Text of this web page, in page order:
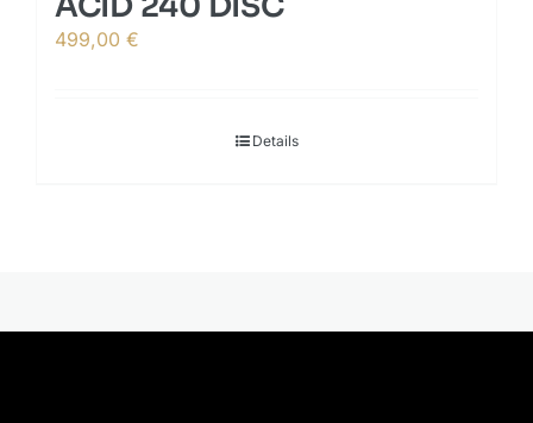
499,00 €
Details